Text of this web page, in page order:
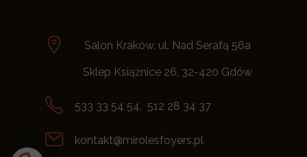
Salon Kraków, ul. Nad Serafą 56a
Sklep Książnice 26, 32-420 Gdów
kontakt@mirolesfoyers.pl
533 33 54 54, 512 28 34 37